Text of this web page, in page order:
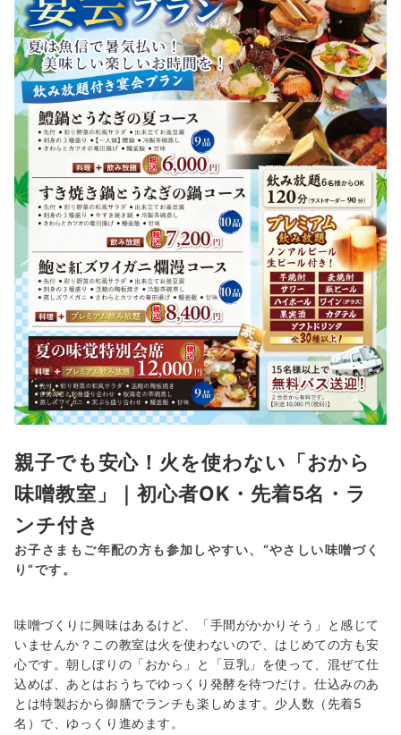
親子でも安心！火を使わない「おから
味噌教室」｜初心者OK・先着5名・ラ
ンチ付き
お子さまもご年配の方も参加しやすい、“やさしい味噌づく
り”です。
味噌づくりに興味はあるけど、「手間がかかりそう」と感じて
いませんか？この教室は火を使わないので、はじめての方も安
心です。朝しぼりの「おから」と「豆乳」を使って、混ぜて仕
込めば、あとはおうちでゆっくり発酵を待つだけ。仕込みのあ
とは特製おから御膳でランチも楽しめます。少人数（先着5
名）で、ゆっくり進めます。